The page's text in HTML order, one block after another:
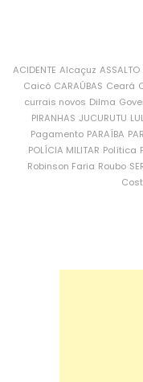
ACIDENTE Alcaçuz ASSALTO
Caicó CARAÚBAS Ceará
currais novos Dilma
PIRANHAS JUCURUTU
Pagamento PARAÍBA
POLÍCIA MILITAR Política
Robinson Faria Roubo